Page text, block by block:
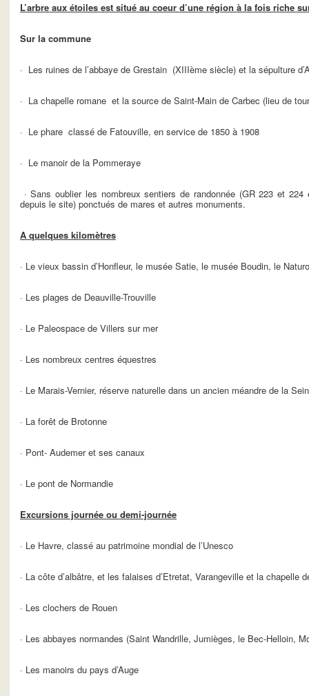
L’arbre aux étoiles est situé au coeur d’une région à la fois riche
Sur la commune
· Les ruines de l’abbaye de Grestain (XIIIème siècle) et la sépulture
· La chapelle romane et la source de Saint-Main de Carbec (lieu de
· Le phare classé de Fatouville, en service de 1850 à 1908
· Le manoir de la Pommeraye
· Sans oublier les nombreux sentiers de randonnée (GR 223 et
depuis le site) ponctués de mares et autres monuments.
A quelques kilomètres
· Le vieux bassin d’Honfleur, le musée Satie, le musée Boudin, le
· Les plages de Deauville-Trouville
· Le Paleospace de Villers sur mer
· Les nombreux centres équestres
· Le Marais-Vernier, réserve naturelle dans un ancien méandre de la
· La forêt de Brotonne
· Pont- Audemer et ses canaux
· Le pont de Normandie
Excursions journée ou demi-journée
· Le Havre, classé au patrimoine mondial de l’Unesco
· La côte d’albâtre, et les falaises d’Etretat, Varangeville et la chapelle
· Les clochers de Rouen
· Les abbayes normandes (Saint Wandrille, Jumièges, le Bec-Helloin,
· Les manoirs du pays d’Auge